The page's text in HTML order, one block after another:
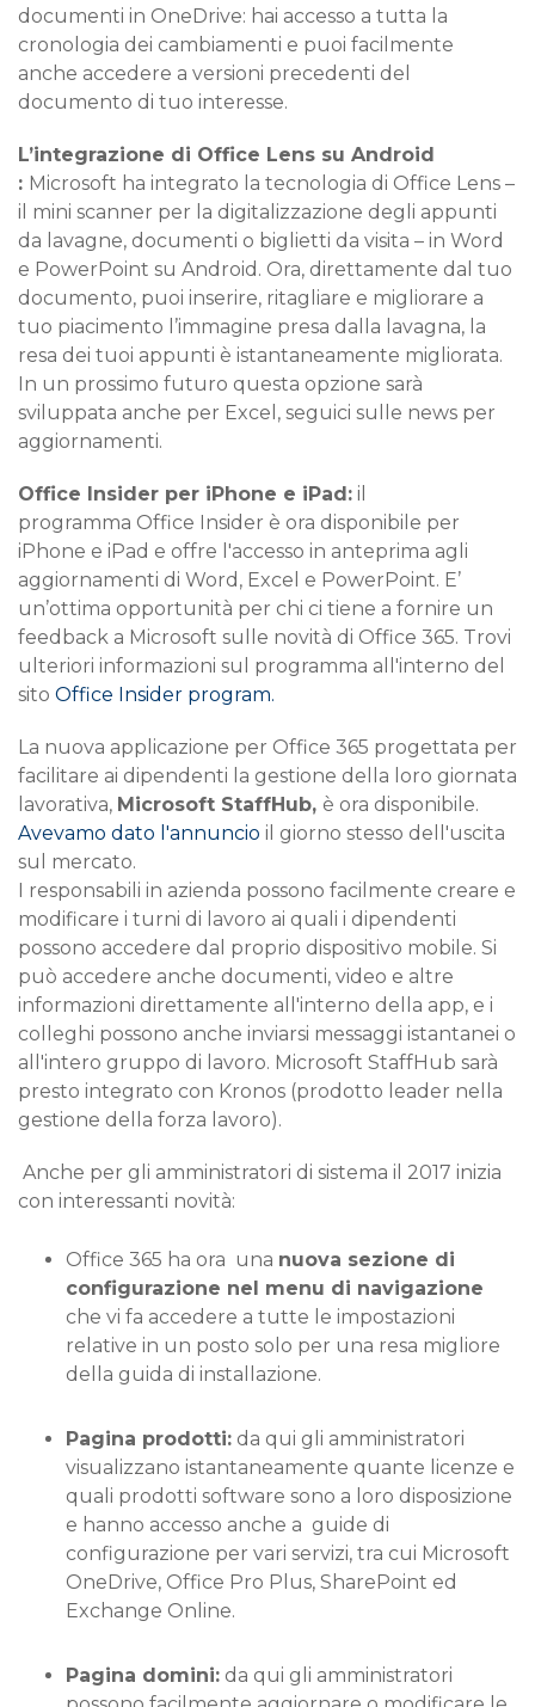
documenti in OneDrive: hai accesso a tutta la
cronologia dei cambiamenti e puoi facilmente
anche accedere a versioni precedenti del
documento di tuo interesse.
L’integrazione di Office Lens su Android
: Microsoft ha integrato la tecnologia di Office Lens –
il mini scanner per la digitalizzazione degli appunti
da lavagne, documenti o biglietti da visita – in Word
e PowerPoint su Android. Ora, direttamente dal tuo
documento, puoi inserire, ritagliare e migliorare a
tuo piacimento l’immagine presa dalla lavagna, la
resa dei tuoi appunti è istantaneamente migliorata.
In un prossimo futuro questa opzione sarà
sviluppata anche per Excel, seguici sulle news per
aggiornamenti.
Office Insider per iPhone e iPad: il
programma Office Insider è ora disponibile per
iPhone e iPad e offre l'accesso in anteprima agli
aggiornamenti di Word, Excel e PowerPoint. E’
un’ottima opportunità per chi ci tiene a fornire un
feedback a Microsoft sulle novità di Office 365. Trovi
ulteriori informazioni sul programma all'interno del
sito Office Insider program.
La nuova applicazione per Office 365 progettata per
facilitare ai dipendenti la gestione della loro giornata
lavorativa, Microsoft StaffHub, è ora disponibile.
Avevamo dato l'annuncio il giorno stesso dell'uscita
sul mercato.
I responsabili in azienda possono facilmente creare e
modificare i turni di lavoro ai quali i dipendenti
possono accedere dal proprio dispositivo mobile. Si
può accedere anche documenti, video e altre
informazioni direttamente all'interno della app, e i
colleghi possono anche inviarsi messaggi istantanei o
all'intero gruppo di lavoro. Microsoft StaffHub sarà
presto integrato con Kronos (prodotto leader nella
gestione della forza lavoro).
Anche per gli amministratori di sistema il 2017 inizia
con interessanti novità:
Office 365 ha ora una nuova sezione di
configurazione nel menu di navigazione
che vi fa accedere a tutte le impostazioni
relative in un posto solo per una resa migliore
della guida di installazione.
Pagina prodotti: da qui gli amministratori
visualizzano istantaneamente quante licenze e
quali prodotti software sono a loro disposizione
e hanno accesso anche a guide di
configurazione per vari servizi, tra cui Microsoft
OneDrive, Office Pro Plus, SharePoint ed
Exchange Online.
Pagina domini: da qui gli amministratori